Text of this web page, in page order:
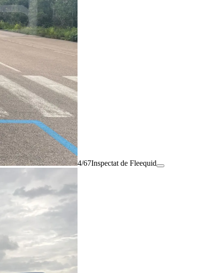
4/67Inspectat de Fleequid